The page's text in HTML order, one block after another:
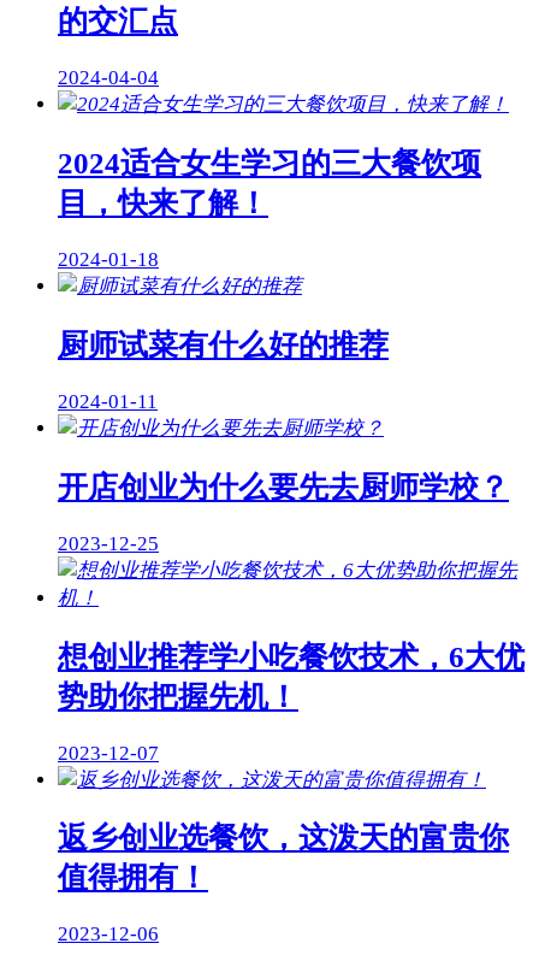
的交汇点
2024-04-04
2024适合女生学习的三大餐饮项
目，快来了解！
2024-01-18
厨师试菜有什么好的推荐
2024-01-11
开店创业为什么要先去厨师学校？
2023-12-25
想创业推荐学小吃餐饮技术，6大优
势助你把握先机！
2023-12-07
返乡创业选餐饮，这泼天的富贵你
值得拥有！
2023-12-06